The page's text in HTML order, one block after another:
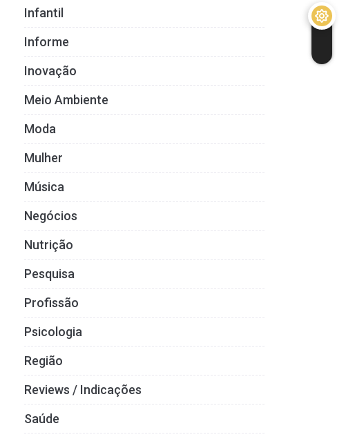
Infantil
Informe
Inovação
Meio Ambiente
Moda
Mulher
Música
Negócios
Nutrição
Pesquisa
Profissão
Psicologia
Região
Reviews / Indicações
Saúde